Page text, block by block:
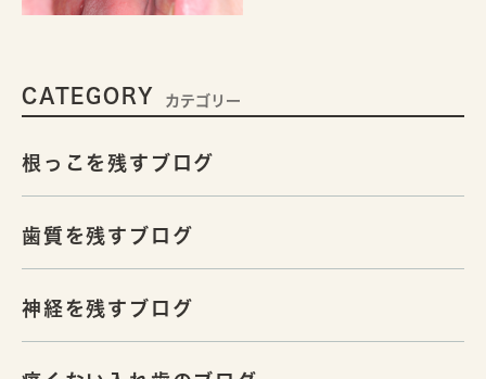
CATEGORY カテゴリー
根っこを残すブログ
歯質を残すブログ
神経を残すブログ